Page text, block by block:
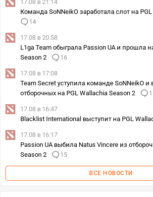
17.08 в 21:14
Команда SoNNeikO заработала слот на
14
17.08 в 20:58
L1ga Team обыграла Passion UA и прошла
Season 2
16
17.08 в 17:08
Team Secret уступила команде SoNNeikO и
отборочных на PGL Wallachia Season 2
17.08 в 16:47
Blacklist International выступит на PGL
17.08 в 16:17
Passion UA выбила Natus Vincere из
Season 2
15
ВСЕ НОВОСТИ